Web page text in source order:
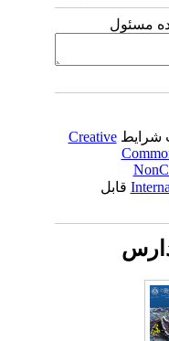
مسئول
شرایطCreative
قابل